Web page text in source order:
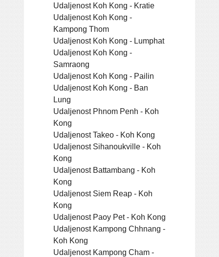
Udaljenost Koh Kong - Kratie
Udaljenost Koh Kong -
Kampong Thom
Udaljenost Koh Kong - Lumphat
Udaljenost Koh Kong -
Samraong
Udaljenost Koh Kong - Pailin
Udaljenost Koh Kong - Ban
Lung
Udaljenost Phnom Penh - Koh
Kong
Udaljenost Takeo - Koh Kong
Udaljenost Sihanoukville - Koh
Kong
Udaljenost Battambang - Koh
Kong
Udaljenost Siem Reap - Koh
Kong
Udaljenost Paoy Pet - Koh Kong
Udaljenost Kampong Chhnang -
Koh Kong
Udaljenost Kampong Cham -